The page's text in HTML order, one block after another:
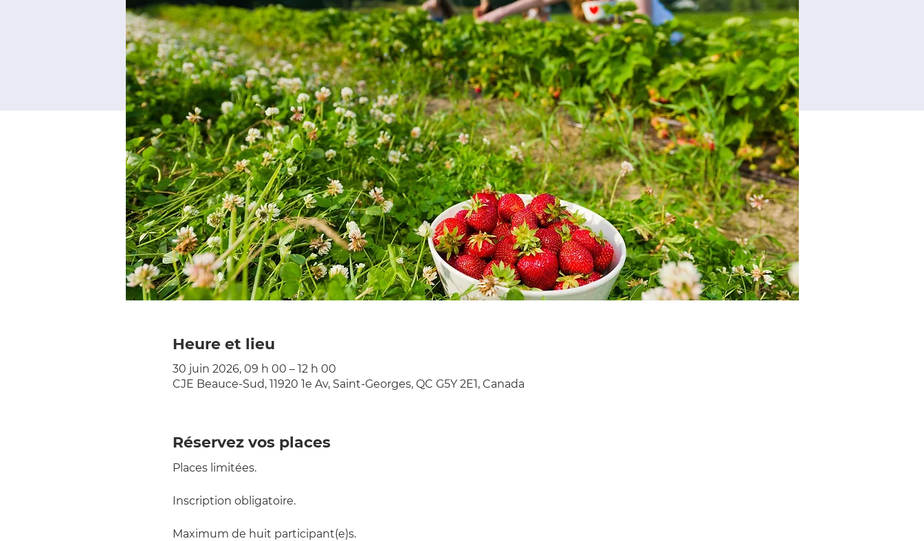
Heure et lieu
30 juin 2026, 09 h 00 – 12 h 00
CJE Beauce-Sud, 11920 1e Av, Saint-Georges, QC G5Y 2E1, Canada
Réservez vos places
Places limitées.
Inscription obligatoire.
Maximum de huit participant(e)s.